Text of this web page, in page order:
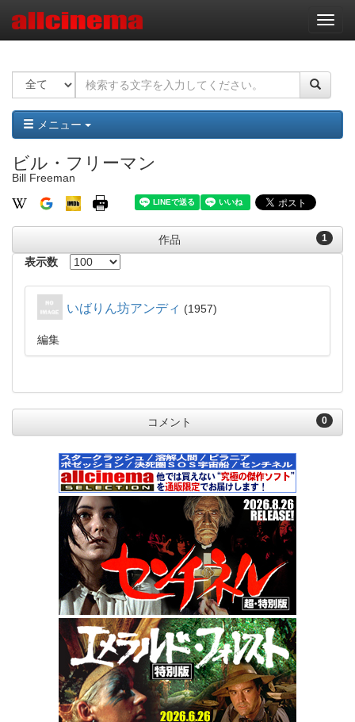
ナ
ビ
ー
ョ
ン
メニュー
ビル・フリーマン
Bill Freeman
1
作品
表示数
いばりん坊アンディ 1957
編集
0
コメント